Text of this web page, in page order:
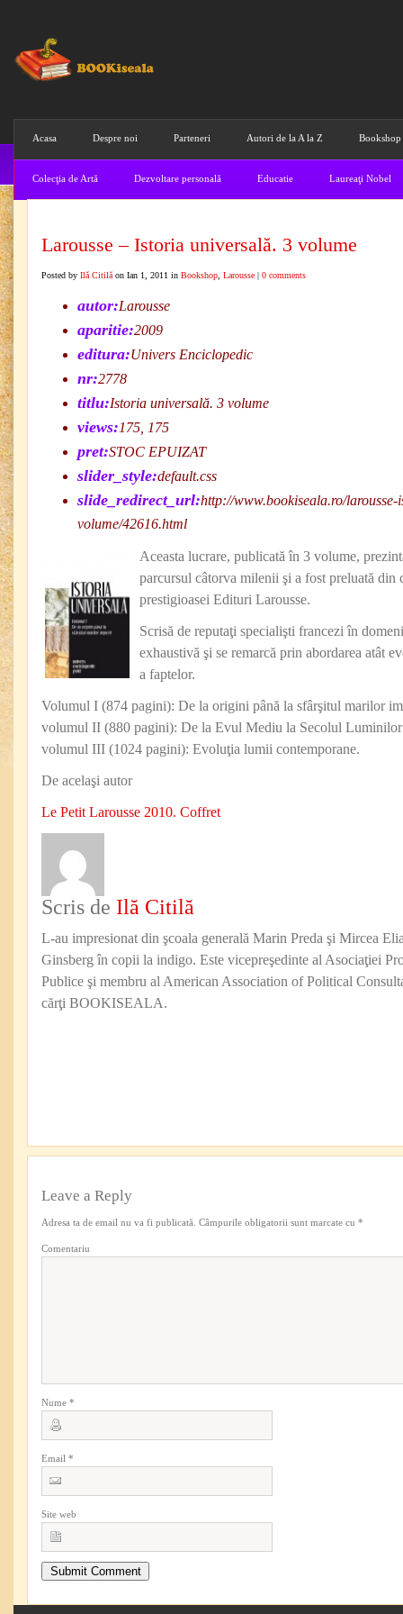
Acasa Despre noi Parteneri Autori de la A la Z Bookshop
Colecţia de Artă Dezvoltare personală Educatie Laureaţi Nobel
Larousse – Istoria universală. 3 volume
Posted by Ilă Citilă on Ian 1, 2011 in Bookshop Larousse | 0 comments
autor:Larousse
aparitie:2009
editura:Univers Enciclopedic
nr:2778
titlu:Istoria universală. 3 volume
views:175, 175
pret:STOC EPUIZAT
slider_style:default.css
slide_redirect_url:http://www.bookiseala.ro/
volume/42616.html
Aceasta lucrare, publicată în 3 volume,
parcursul câtorva milenii şi a fost preluată din
prestigioasei Edituri Larousse.
Scrisă de reputaţi specialişti francezi în
exhaustivă şi se remarcă prin abordarea atât
a faptelor.
Volumul I (874 pagini): De la origini până la sfârşitul marilor
volumul II (880 pagini): De la Evul Mediu la Secolul
volumul III (1024 pagini): Evoluţia lumii contemporane.
De acelaşi autor
Le Petit Larousse 2010. Coffret
Scris de Ilă Citilă
L-au impresionat din şcoala generală Marin Preda şi Mircea
Ginsberg în copii la indigo. Este vicepreşedinte al Asociaţiei
Publice şi membru al American Association of Political
cărţi BOOKISEALA.
Leave a Reply
Adresa ta de email nu va fi publicată. Câmpurile obligatorii sunt marcate cu *
Comentariu
Nume *
Email *
Site web